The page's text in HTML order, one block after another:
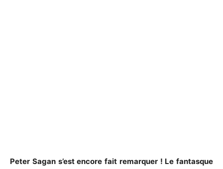
Peter Sagan s’est encore fait remarquer ! Le fantasque